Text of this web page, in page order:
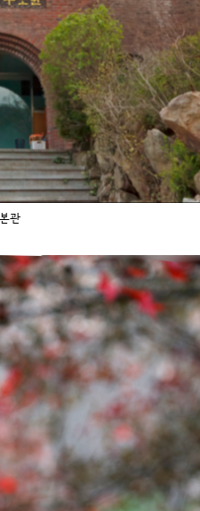
관